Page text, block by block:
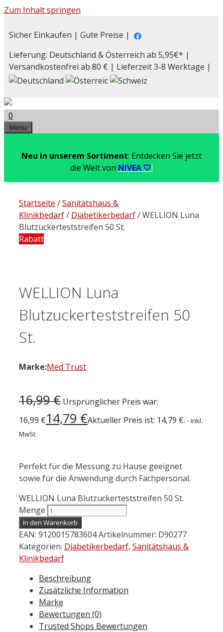
Zum Inhalt springen
Sicher Einkaufen | Gute Preise |
Lieferung: Deutschland & Österreich ab 5,95€* |
Versandkostenfrei ab 80 € | Lieferzeit 3-8 Werktage |
0
Menu
Neu in unserem Sortiment: Entdecken Sie jetzt
die Welt von NIVEA 🤍!
Startseite /Sanitätshaus &
Klinikbedarf/ Diabetikerbedarf/ WELLION Luna
Blutzuckerteststreifen 50 St.
Rabatt
WELLION Luna
Blutzuckerteststreifen 50
St.
Marke:Med Trust
16,99€ Ursprünglicher Preis war:
16,99 €14,79 €Aktueller Preis ist: 14,79 €. - inkl.
MwSt
Perfekt für die Messung zu Hause geeignet
sowie für die Anwendung durch Fachpersonal.
WELLION Luna Blutzuckerteststreifen 50 St.
Menge
In den Warenkorb
EAN: 9120015783604Artikelnummer: D90277
Kategorien: Diabetikerbedarf, Sanitätshaus &
Klinikbedarf
Beschreibung
Zusätzliche Information
Marke
Bewertungen (0)
Trusted Shops Bewertungen